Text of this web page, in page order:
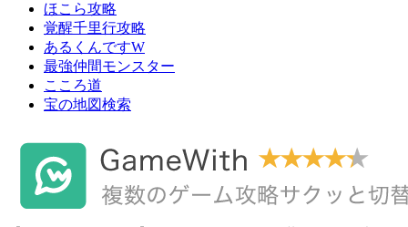
ほこら攻略
覚醒千里行攻略
あるくんですW
最強仲間モンスター
こころ道
宝の地図検索